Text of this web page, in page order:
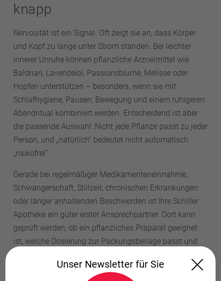
knapp
Nervosität ist ein Signal. Oft zeigt sie an, dass Körper
und Kopf zu lange unter Strom standen. Bei leichter
innerer Unruhe können pflanzliche Arzneimittel wie
Baldrian, Lavendelöl, Passionsblume, Melisse oder
Hopfen unterstützen – besonders, wenn sie mit
Schlafhygiene, Pausen, Bewegung und einem ruhigeren
Abendritual kombiniert werden. Entscheidend ist aber
die passende Auswahl: Nicht jede Pflanze passt zu jeder
Person, und „natürlich“ bedeutet nicht automatisch
„risikofrei“.
Gerade bei regelmäßiger Medikamenteneinnahme,
Schwangerschaft, Stillzeit, chronischen Erkrankungen
oder länger anhaltenden Beschwerden ist Ihre Schiller
Apotheke ein guter erster Ansprechpartner. Dort kann
geprüft werden, ob ein pflanzliches Präparat geeignet
ist, welche Dosierung zur Packungsbeilage passt und
Unser Newsletter für Sie